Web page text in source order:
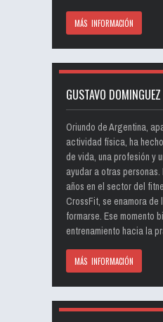
MÁS INFORMACIÓN
GUSTAVO DOMINGUEZ
Oriundo de Argentina,
actividad física, ha
de vida, una profesión y
ayudar a otras personas.
años en el sector del
CrossFit, se enamora
formarse. Ese momento
entrenamiento hacia la
MÁS INFORMACIÓN